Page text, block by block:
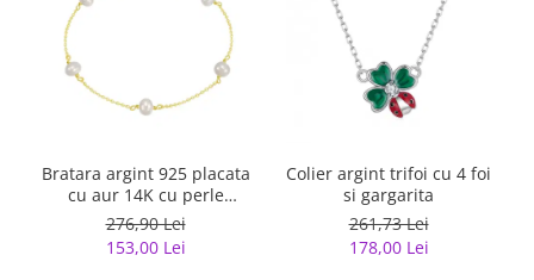
Bratara argint 925 placata
cu aur 14K cu perle
naturale
276,90 Lei
153,00 Lei
Colier argint trifoi cu 4 foi
si gargarita
261,73 Lei
178,00 Lei